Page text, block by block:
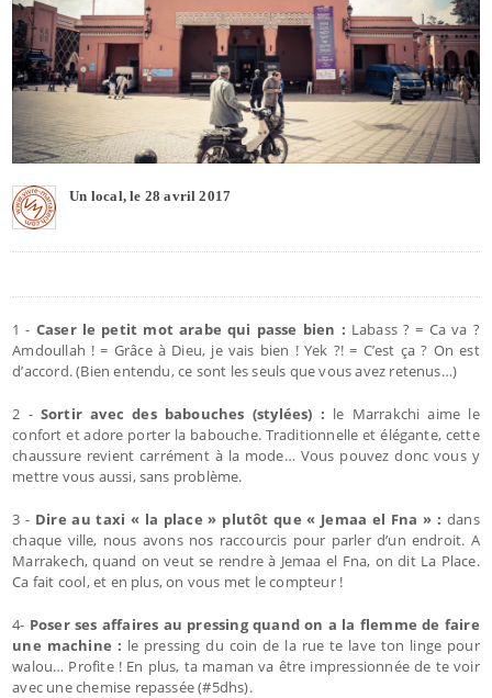
Un local, le 28 avril 2017
1 - Caser le petit mot arabe qui passe bien : Labass ? = Ca va ?
Amdoullah ! = Grâce à Dieu, je vais bien ! Yek ?! = C’est ça ? On est
d’accord. (Bien entendu, ce sont les seuls que vous avez retenus…)
2 - Sortir avec des babouches (stylées) : le Marrakchi aime le
confort et adore porter la babouche. Traditionnelle et élégante, cette
chaussure revient carrément à la mode… Vous pouvez donc vous y
mettre vous aussi, sans problème.
3 - Dire au taxi « la place » plutôt que « Jemaa el Fna » : dans
chaque ville, nous avons nos raccourcis pour parler d’un endroit. A
Marrakech, quand on veut se rendre à Jemaa el Fna, on dit La Place.
Ca fait cool, et en plus, on vous met le compteur !
4- Poser ses affaires au pressing quand on a la flemme de faire
une machine : le pressing du coin de la rue te lave ton linge pour
walou… Profite ! En plus, ta maman va être impressionnée de te voir
avec une chemise repassée (#5dhs).